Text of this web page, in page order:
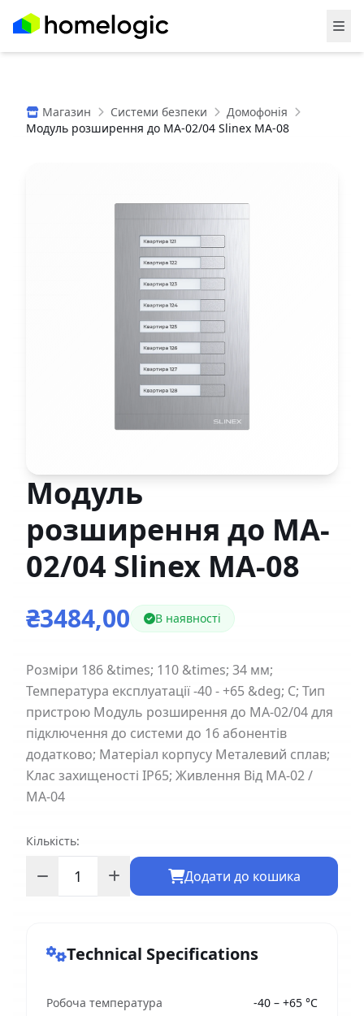
Магазин Системи безпеки
Домофонія
Модуль розширення до MA-02/04 Slinex MA-08
Модуль
розширення до MA-
02/04 Slinex MA-08
₴3484,00 В наявності
Розміри 186 &times; 110 &times; 34 мм;
Температура експлуатації -40 - +65 &deg; C; Тип
пристрою Модуль розширення до MA-02/04 для
підключення до системи до 16 абонентів
додатково; Матеріал корпусу Металевий сплав;
Клас захищеності IP65; Живлення Від MA-02 /
MA-04
Кількість:
Додати до кошика
Technical Specifications
Робоча температура -40 – +65 °C